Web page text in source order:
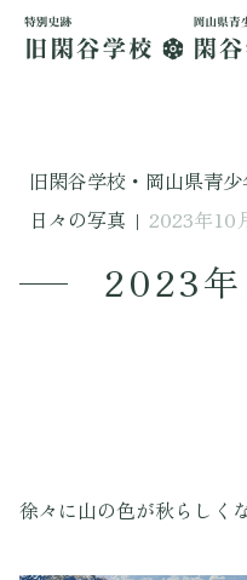
旧閑谷学校・岡山県青
日々の写真 | 2023年10
2023
徐々に山の色が秋らしく